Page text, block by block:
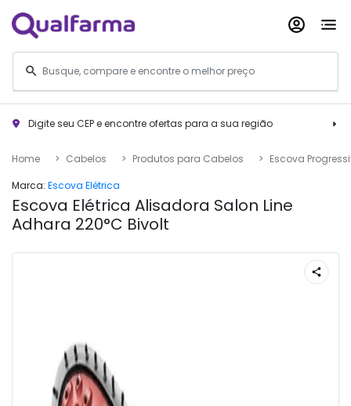
Digite seu CEP e encontre ofertas para a sua região
Home Cabelos Produtos para Cabelos
Escova
Marca: Escova Elétrica
Escova Elétrica Alisadora Salon Line
Adhara 220°C Bivolt